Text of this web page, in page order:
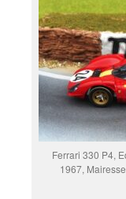
Ferrari 330 P4,
1967,